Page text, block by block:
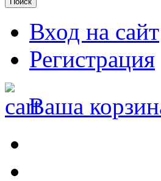
Вход на сайт
Регистрация
Ваша